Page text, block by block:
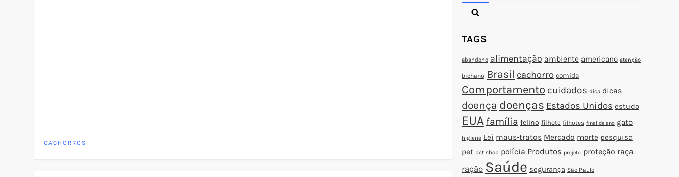
CACHORROS
TAGS
abandono alimentação ambiente americano atenção
bichano Brasil cachorro comida
Comportamento cuidados dica dicas
doença doenças Estados Unidos estudo
EUA família felino filhote filhotes final de ano gato
higiene Lei maus-tratos Mercado morte pesquisa
pet pet shop polícia Produtos projeto proteção raça
ração Saúde segurança São Paulo